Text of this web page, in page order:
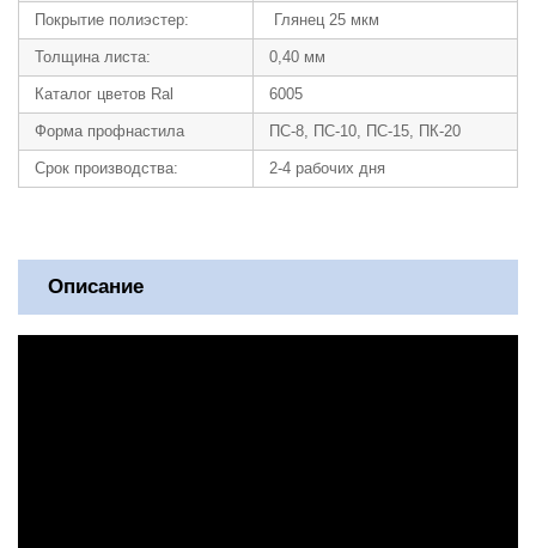
Покрытие полиэстер: Глянец 25 мкм
Толщина листа: 0,40 мм
Каталог цветов Ral 6005
Форма профнастила ПС-8, ПС-10, ПС-15, ПК-20
Срок производства: 2-4 рабочих дня
Описание